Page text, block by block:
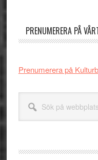
PRENUMERERA PÅ
Prenumerera på
webbplatsen